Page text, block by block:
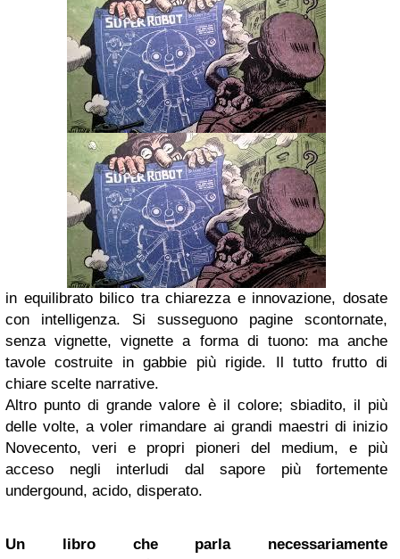
in equilibrato bilico tra chiarezza e innovazione, dosate
con intelligenza. Si susseguono pagine scontornate,
senza vignette, vignette a forma di tuono: ma anche
tavole costruite in gabbie più rigide. Il tutto frutto di
chiare scelte narrative.
Altro punto di grande valore è il colore; sbiadito, il più
delle volte, a voler rimandare ai grandi maestri di inizio
Novecento, veri e propri pioneri del medium, e più
acceso negli interludi dal sapore più fortemente
undergound, acido, disperato.
Un libro che parla necessariamente